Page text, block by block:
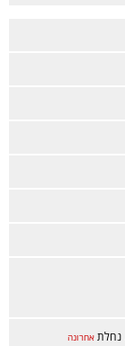
נחלת אחרונה